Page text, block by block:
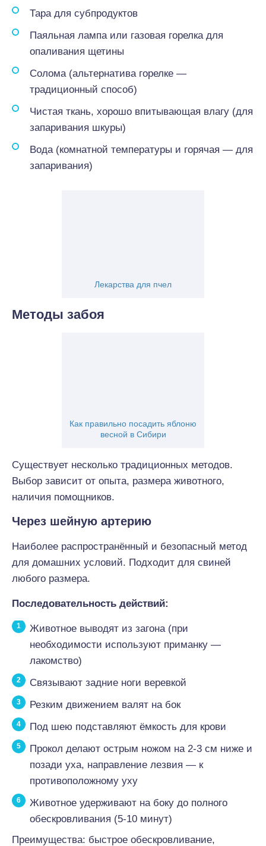
Тара для субпродуктов
Паяльная лампа или газовая горелка для
опаливания щетины
Солома (альтернатива горелке —
традиционный способ)
Чистая ткань, хорошо впитывающая влагу (для
запаривания шкуры)
Вода (комнатной температуры и горячая — для
запаривания)
Лекарства для пчел
Методы забоя
Как правильно посадить яблоню
весной в Сибири
Существует несколько традиционных методов.
Выбор зависит от опыта, размера животного,
наличия помощников.
Через шейную артерию
Наиболее распространённый и безопасный метод
для домашних условий. Подходит для свиней
любого размера.
Последовательность действий:
Животное выводят из загона (при
необходимости используют приманку —
лакомство)
Связывают задние ноги веревкой
Резким движением валят на бок
Под шею подставляют ёмкость для крови
Прокол делают острым ножом на 2-3 см ниже и
позади уха, направление лезвия — к
противоположному уху
Животное удерживают на боку до полного
обескровливания (5-10 минут)
Преимущества: быстрое обескровливание,